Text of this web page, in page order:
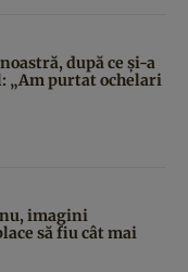
după ce și-a
„Am purtat ochelari
imagini
să fiu cât mai